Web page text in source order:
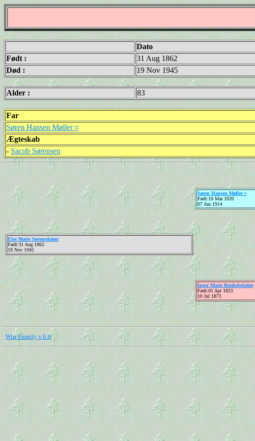
Dato
Født :
31 Aug 1862
Død :
19 Nov 1945
Alder : 83
Far
Søren Hansen Møller ¤
Ægteskab
- Sacob Sørensen
Else Marie Sørensdatter
Født:31 Aug 1862
19 Nov 1945
Søren Hansen Møller ¤
Født:10 Mar 1820
07 Jun 1914
Inger Marie Berthelsdatter
Født:01 Apr 1823
10 Jul 1873
Win-Family v.6.0